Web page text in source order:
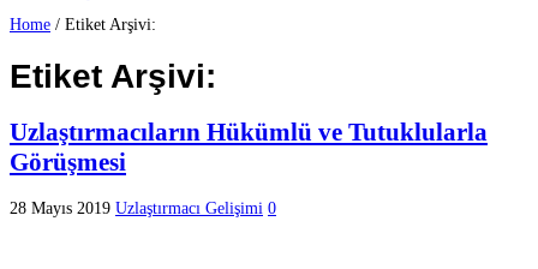
Home / Etiket Arşivi:
Etiket Arşivi:
Uzlaştırmacıların Hükümlü ve Tutuklularla
Görüşmesi
28 Mayıs 2019 Uzlaştırmacı Gelişimi 0